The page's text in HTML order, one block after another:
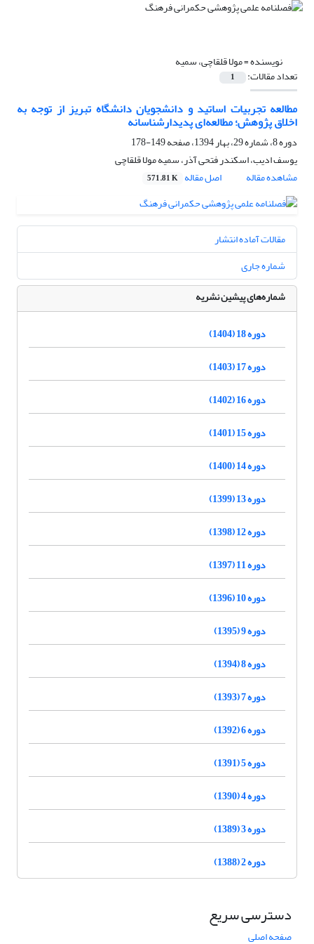
نویسنده =مولا قلقاچی، سمیه
تعداد مقالات: 1
مطالعه تجربیات اساتید و دانشجویان دانشگاه تبریز از توجه به
اخلاق پژوهش؛ مطالعه‌ای پدیدارشناسانه
دوره 8، شماره 29، بهار 1394، صفحه
149-178
یوسف ادیب، اسکندر فتحی آذر، سمیه مولا قلقاچی
مشاهده مقاله
اصل مقاله 571.81 K
مقالات آماده انتشار
شماره جاری
شماره‌های پیشین نشریه
دوره 18 (1404)
دوره 17 (1403)
دوره 16 (1402)
دوره 15 (1401)
دوره 14 (1400)
دوره 13 (1399)
دوره 12 (1398)
دوره 11 (1397)
دوره 10 (1396)
دوره 9 (1395)
دوره 8 (1394)
دوره 7 (1393)
دوره 6 (1392)
دوره 5 (1391)
دوره 4 (1390)
دوره 3 (1389)
دوره 2 (1388)
دسترسی سریع
صفحه اصلی